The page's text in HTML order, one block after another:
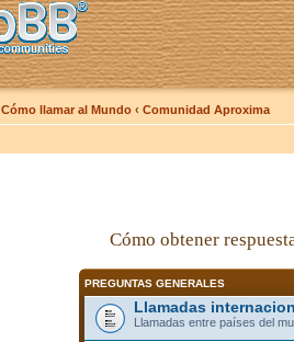
Cómo llamar al Mundo ‹ Comunidad Aproxima
Cómo obtener
PREGUNTAS GENERALES
Llamadas
Llamadas entre países del